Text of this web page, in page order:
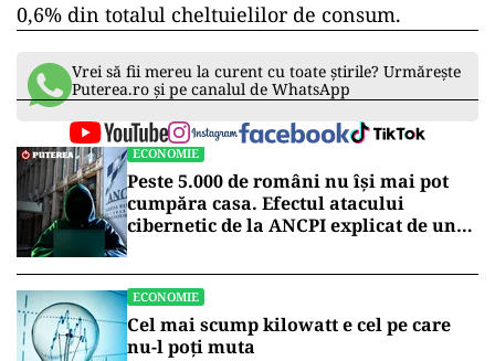
0,6% din totalul cheltuielilor de consum.
Vrei să fii mereu la curent cu toate știrile? Urmărește
Puterea.ro și pe canalul de WhatsApp
ECONOMIE
Peste 5.000 de români nu își mai pot
cumpăra casa. Efectul atacului
cibernetic de la ANCPI explicat de un
ECONOMIE
Cel mai scump kilowatt e cel pe care
nu-l poți muta